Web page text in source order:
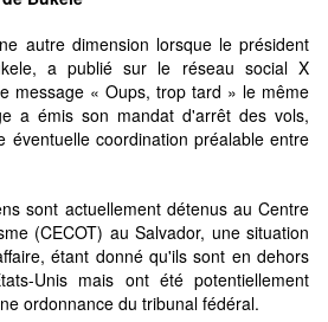
autre dimension lorsque le président
a publié sur le réseau social X
message « Oups, trop tard » le même
a émis son mandat d'arrêt des vols,
éventuelle coordination préalable entre
sont actuellement détenus au Centre
(CECOT) au Salvador, une situation
étant donné qu'ils sont en dehors
Unis mais ont été potentiellement
ordonnance du tribunal fédéral.